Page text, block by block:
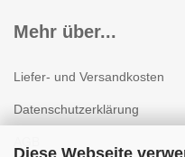
Diese Webseite
Mehr über...
Liefer- und Versandkosten
Datenschutzerklärung